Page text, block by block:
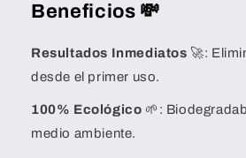
Beneficios 💸
Resultados Inmediatos 🚀:
desde el primer uso.
100% Ecológico 🌱:
medio ambiente.